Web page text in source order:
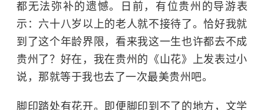
都无法弥补的遗憾。日前，有位贵州的导游表
示：六十八岁以上的老人就不接待了。恰好我就
到了这个年龄界限，看来我这一生也许都去不成
贵州了？好在，我在贵州的《山花》上发表过小
说，那就等于我也去了一次最美贵州吧。
脚印踏处有花开。即便脚印到不了的地方，文学